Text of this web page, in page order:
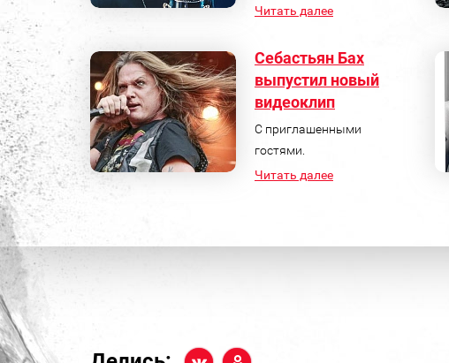
Читать далее
Себастьян Бах
выпустил новый
видеоклип
С приглашенными
гостями.
Читать далее